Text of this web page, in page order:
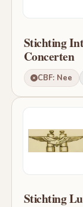
Stichting
Concerten
CBF: Nee
Stichting